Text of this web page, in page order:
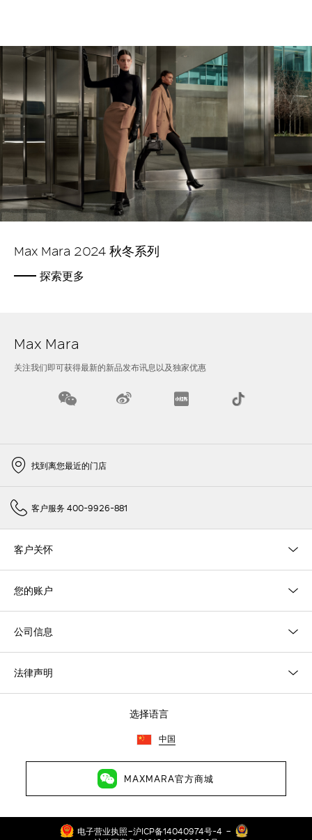
Max Mara 2024 秋冬系列
探索更多
Max Mara
关注我们即可获得最新的新品发布讯息以及独家优惠
找到离您最近的门店
客户服务 400-9926-881
客户关怀
您的账户
公司信息
法律声明
选择语言
中国
MAXMARA官方商城
电子营业执照- 沪ICP备14040974号-4 -